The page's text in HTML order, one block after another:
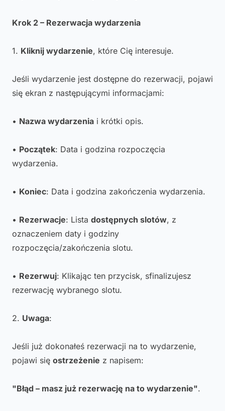
Krok 2 – Rezerwacja wydarzenia
1. Kliknij wydarzenie, które Cię interesuje.
Jeśli wydarzenie jest dostępne do rezerwacji, pojawi
się ekran z następującymi informacjami:
• Nazwa wydarzenia i krótki opis.
• Początek: Data i godzina rozpoczęcia
wydarzenia.
• Koniec: Data i godzina zakończenia wydarzenia.
• Rezerwacje: Lista dostępnych slotów, z
oznaczeniem daty i godziny
rozpoczęcia/zakończenia slotu.
• Rezerwuj: Klikając ten przycisk, sfinalizujesz
rezerwację wybranego slotu.
2. Uwaga:
Jeśli już dokonałeś rezerwacji na to wydarzenie,
pojawi się ostrzeżenie z napisem:
"Błąd – masz już rezerwację na to wydarzenie".